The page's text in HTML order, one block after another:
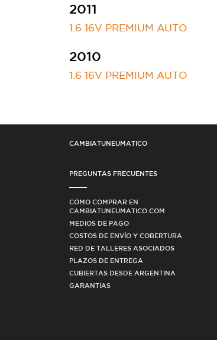
2011
1.6 16V PREMIUM AUTO
2010
1.6 16V PREMIUM AUTO
CAMBIATUNEUMATICO
PREGUNTAS FRECUENTES
CÓMO COMPRAR EN
CAMBIATUNEUMATICO.COM
MEDIOS DE PAGO
COSTOS DE ENVÍO Y COBERTURA
RED DE TALLERES ASOCIADOS
PLAZOS DE ENTREGA
CUBIERTAS DESDE ARGENTINA
GARANTÍAS